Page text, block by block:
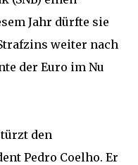
Jahr dürfte sie
weiter nach
der Euro im Nu
den
Pedro Coelho. Er